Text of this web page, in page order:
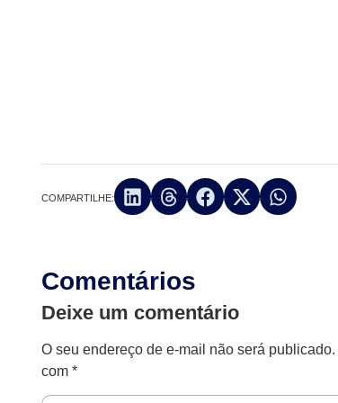
COMPARTILHE:
Comentários
Deixe um comentário
O seu endereço de e-mail não será publicado.
com*